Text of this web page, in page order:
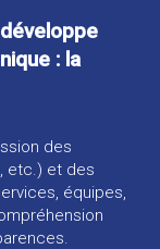
: la
des
etc.) et des
équipes,